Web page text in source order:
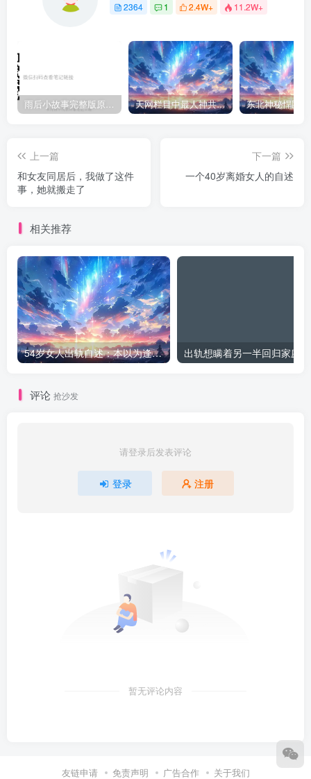
2364 1 2.4W+ 11.2W+
雨后小故事完整版原片动态图（图+文字解说版） 天网栏目中最人神共愤的一期《消失的夫妻》
上一篇
和女友同居后，我做了这件
事，她就搬走了
下一篇
一个40岁离婚女人的自述
相关推荐
54岁女人出轨自述：本以为逢场作戏
评论 抢沙发
请登录后发表评论
登录 注册
暂无评论内容
友链申请 免责声明 广告合作 关于我们